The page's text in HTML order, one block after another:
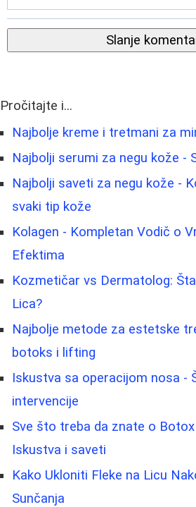
Slanje
Pročitajte i...
Najbolje kreme i tretmani za
Najbolji serumi za negu kože -
Najbolji saveti za negu kože -
svaki tip kože
Kolagen - Kompletan Vodič o
Efektima
Kozmetičar vs Dermatolog:
Lica?
Najbolje metode za estetske
botoks i lifting
Iskustva sa operacijom nosa -
intervencije
Sve što treba da znate o
Iskustva i saveti
Kako Ukloniti Fleke na Licu
Sunčanja